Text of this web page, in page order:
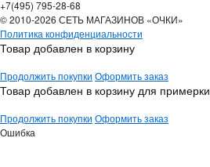
+7(495) 795-28-68
© 2010-2026 СЕТЬ МАГАЗИНОВ «ОЧКИ»
Политика конфиденциальности
Товар добавлен в корзину
Продолжить покупки Оформить заказ
Товар добавлен в корзину для примерки
Продолжить покупки Оформить заказ
Ошибка